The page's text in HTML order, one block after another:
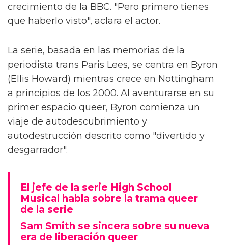
crecimiento de la BBC. "Pero primero tienes
que haberlo visto", aclara el actor.
La serie, basada en las memorias de la
periodista trans Paris Lees, se centra en Byron
(Ellis Howard) mientras crece en Nottingham
a principios de los 2000. Al aventurarse en su
primer espacio queer, Byron comienza un
viaje de autodescubrimiento y
autodestrucción descrito como "divertido y
desgarrador".
El jefe de la serie High School
Musical habla sobre la trama queer
de la serie
Sam Smith se sincera sobre su nueva
era de liberación queer